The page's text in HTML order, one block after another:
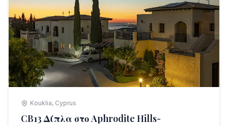
Kouklia, Cyprus
CB13 Δίπλα στο Aphrodite Hills-